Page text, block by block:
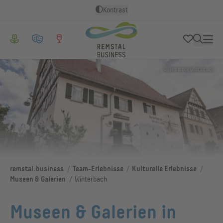
Kontrast
© Gemeinde Winterbach
remstal.business / Team-Erlebnisse / Kulturelle Erlebnisse /
Museen & Galerien / Winterbach
Museen & Galerien in